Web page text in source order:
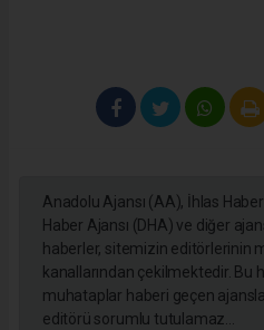
Anadolu Ajansı (AA), İhlas
Haber Ajansı (DHA) ve diğer
haberler, sitemizin editörlerinin
kanallarından çekilmektedir. Bu
muhataplar haberi geçen
editörü sorumlu tutulamaz...